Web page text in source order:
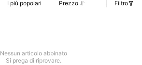
I più popolari Prezzo Filtro
Nessun articolo abbinato
Si prega di riprovare.